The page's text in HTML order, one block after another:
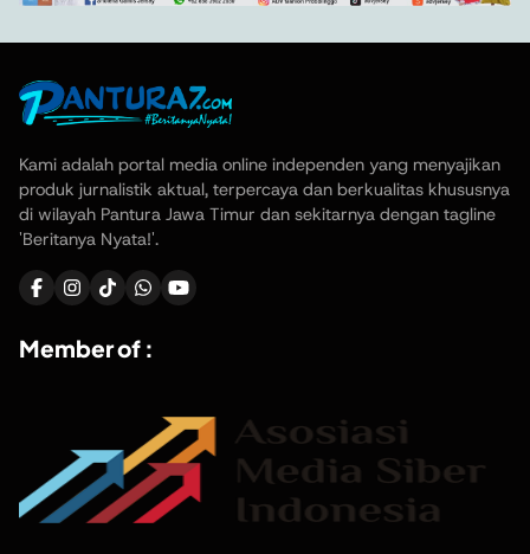
Kami adalah portal media online independen yang menyajikan
produk jurnalistik aktual, terpercaya dan berkualitas khususnya
di wilayah Pantura Jawa Timur dan sekitarnya dengan tagline
'Beritanya Nyata!'.
Member of :